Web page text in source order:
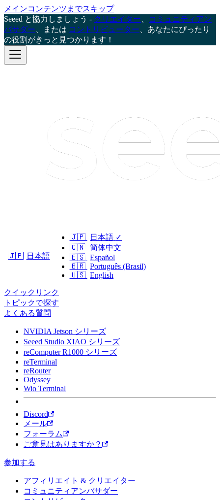
メインコンテンツまでスキップ
Seeed と協力しましょう - クリエイター
コミュニティアン
バサダー 、または コントリビューター 、あなたにぴったり
の役割がきっと見つかります！
🇯🇵 日本語
🇯🇵 日本語 ✓
🇨🇳 简体中文
🇪🇸 Español
🇧🇷 Português (Brasil)
🇺🇸 English
クイックリンク
トピックで探す
よくある質問
NVIDIA Jetson シリーズ
Seeed Studio XIAO シリーズ
reComputer R1000 シリーズ
reTerminal
reRouter
Odyssey
Wio Terminal
Discord
メール
フォーラム
ご意見はありますか？
参加する
アフィリエイト & クリエイター
コミュニティアンバサダー